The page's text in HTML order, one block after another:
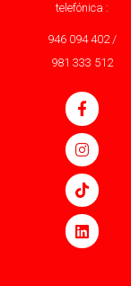
telefónica :
946 094 402 /
981 333 512